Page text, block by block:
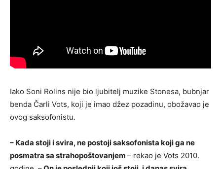
Iako Soni Rolins nije bio ljubitelj muzike Stonesa, bubnjar
benda Čarli Vots, koji je imao džez pozadinu, obožavao je
ovog saksofonistu.
– Kada stoji i svira, ne postoji saksofonista koji ga ne
posmatra sa strahopoštovanjem – rekao je Vots 2010.